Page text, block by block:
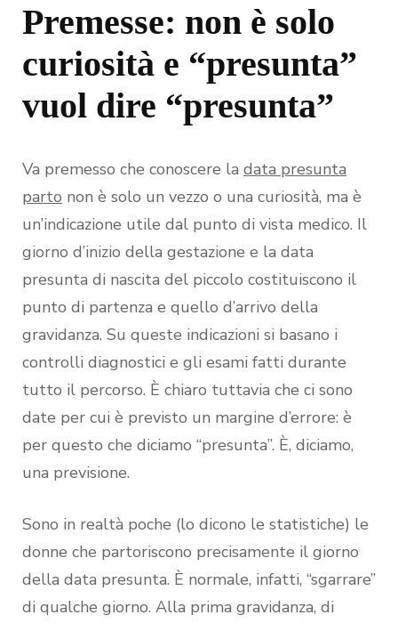
Premesse: non è solo
curiosità e “presunta”
vuol dire “presunta”
Va premesso che conoscere la data presunta
parto non è solo un vezzo o una curiosità, ma è
un’indicazione utile dal punto di vista medico. Il
giorno d’inizio della gestazione e la data
presunta di nascita del piccolo costituiscono il
punto di partenza e quello d’arrivo della
gravidanza. Su queste indicazioni si basano i
controlli diagnostici e gli esami fatti durante
tutto il percorso. È chiaro tuttavia che ci sono
date per cui è previsto un margine d’errore: è
per questo che diciamo “presunta”. È, diciamo,
una previsione.
Sono in realtà poche (lo dicono le statistiche) le
donne che partoriscono precisamente il giorno
della data presunta. È normale, infatti, “sgarrare”
di qualche giorno. Alla prima gravidanza, di